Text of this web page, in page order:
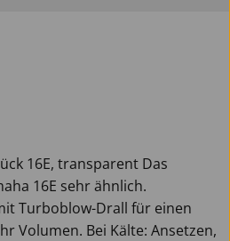
16E, transparent Das
16E sehr ähnlich.
Turboblow-Drall für einen
Volumen. Bei Kälte: Ansetzen,